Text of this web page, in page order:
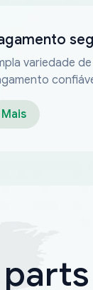
variedade
Mais